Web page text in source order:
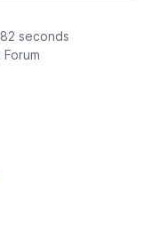
seconds